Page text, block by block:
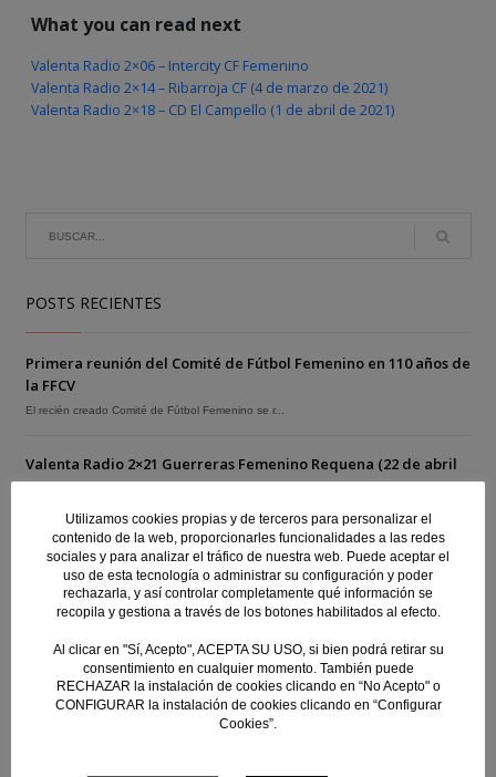
What you can read next
Valenta Radio 2×06 – Intercity CF Femenino
Valenta Radio 2×14 – Ribarroja CF (4 de marzo de 2021)
Valenta Radio 2×18 – CD El Campello (1 de abril de 2021)
POSTS RECIENTES
Primera reunión del Comité de Fútbol Femenino en 110 años de
la FFCV
El recién creado Comité de Fútbol Femenino se r...
Valenta Radio 2×21 Guerreras Femenino Requena (22 de abril
2021)
Valenta Radio 2×20 Estrellas de Alicante 15 de Abril de 2021
En nuestro programa de hoy repasamos la actuali...
Valenta Radio 2×19 – CD San Lorenzo (8 de abril de 2021)
En el episodio de hoy conocemos el trabajo desa...
Valenta – Pioneras 02 con Berna Molina (6 de abril de 2021)
Utilizamos cookies propias y de terceros para personalizar el
contenido de la web, proporcionarles funcionalidades a las redes
sociales y para analizar el tráfico de nuestra web. Puede aceptar el
uso de esta tecnología o administrar su configuración y poder
rechazarla, y así controlar completamente qué información se
recopila y gestiona a través de los botones habilitados al efecto.
Al clicar en "Sí, Acepto", ACEPTA SU USO, si bien podrá retirar su
consentimiento en cualquier momento. También puede
RECHAZAR la instalación de cookies clicando en “No Acepto" o
CONFIGURAR la instalación de cookies clicando en “Configurar
Cookies”.